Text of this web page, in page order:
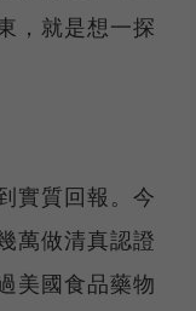
，就是想一探
實質回報。今
萬做清真認證
美國食品藥物